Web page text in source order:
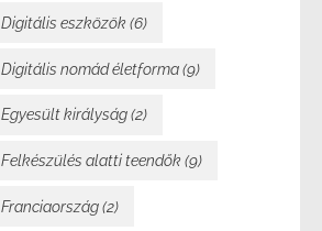
Digitális eszközök(6)
Digitális nomád életforma(9)
Egyesült királyság(2)
Felkészülés alatti teendők(9)
Franciaország(2)